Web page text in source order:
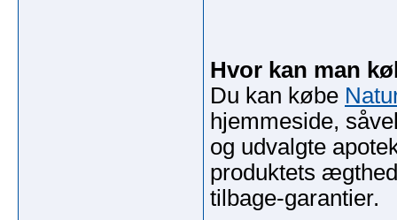
Hvor kan man
Du kan købe
hjemmeside,
og udvalgte
produktets
tilbage-garantier.